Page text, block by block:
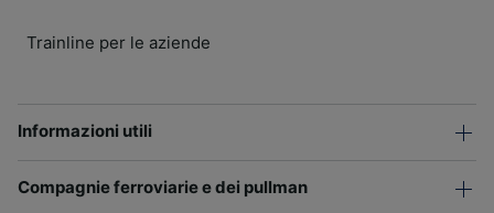
Trainline per le aziende
Informazioni utili
Compagnie ferroviarie e dei pullman